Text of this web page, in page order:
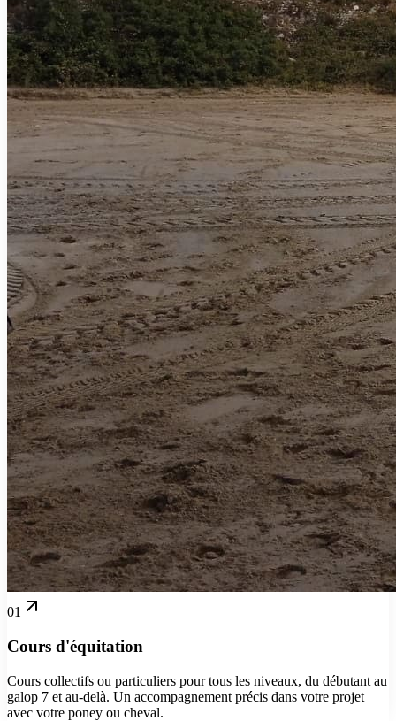
01
Cours d'équitation
Cours collectifs ou particuliers pour tous les niveaux, du débutant au
galop 7 et au-delà. Un accompagnement précis dans votre projet
avec votre poney ou cheval.